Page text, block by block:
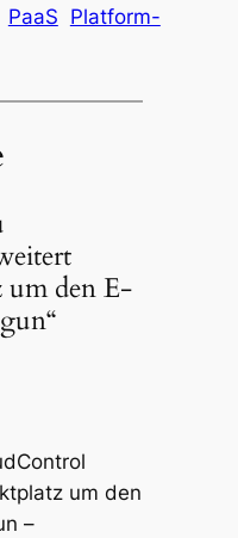
PaaS Platform-
um den E-
um den
–